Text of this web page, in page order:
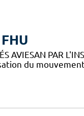
AVIESAN PAR
du